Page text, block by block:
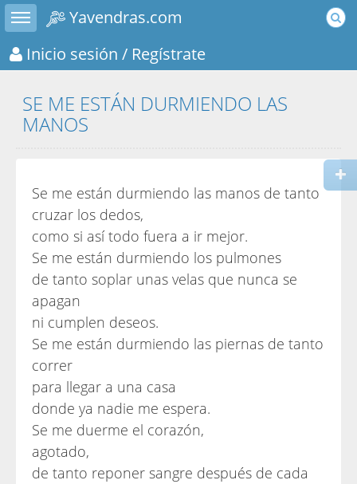
Toggle sidebar
Yavendras.com
Inicio sesión / Regístrate
SE ME ESTÁN DURMIENDO LAS
MANOS
Se me están durmiendo las manos de tanto
cruzar los dedos,
como si así todo fuera a ir mejor.
Se me están durmiendo los pulmones
de tanto soplar unas velas que nunca se
apagan
ni cumplen deseos.
Se me están durmiendo las piernas de tanto
correr
para llegar a una casa
donde ya nadie me espera.
Se me duerme el corazón,
agotado,
de tanto reponer sangre después de cada